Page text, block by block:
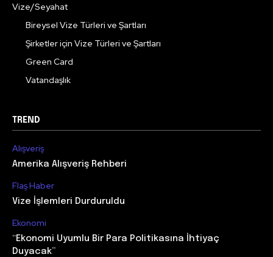
Vize/Seyahat
Bireysel Vize Türleri ve Şartları
Şirketler için Vize Türleri ve Şartları
Green Card
Vatandaşlık
TREND
Alışveriş
Amerika Alışveriş Rehberi
Flaş Haber
Vize İşlemleri Durduruldu
Ekonomi
“Ekonomi Uyumlu Bir Para Politikasına İhtiyaç
Duyacak”